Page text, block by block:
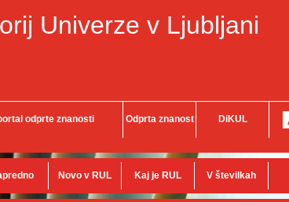
Univerze v Ljubljani
odprte znanosti Odprta znanost DiKUL
Novo v RUL Kaj je RUL V številkah